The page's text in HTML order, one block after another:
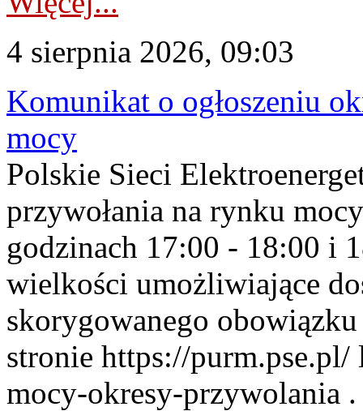
4 sierpnia 2026, 09:03
Komunikat o ogłoszeniu
mocy
Polskie Sieci
przywołania na rynku
godzinach 17:00 - 18:00 i
wielkości umożliwiające
skorygowanego
stronie https://
mocy-okresy-przywolania